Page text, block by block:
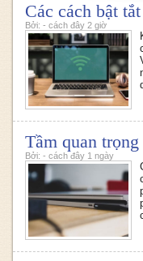
Các cách bật
Bởi: - cách đây 2 giờ
Tầm quan
Bởi: - cách đây 1 ngày